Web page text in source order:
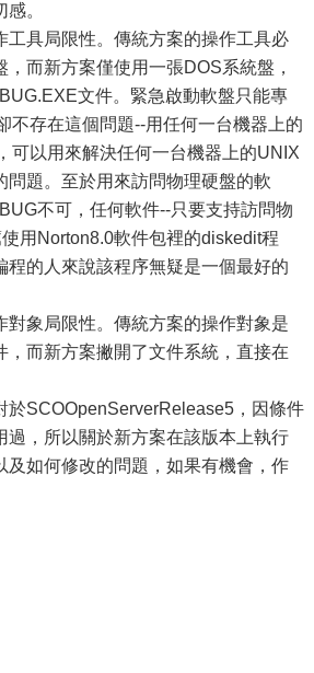
。
工具局限性。傳統方案的操作工具必
而新方案僅使用一張DOS系統盤，
文件。緊急啟動軟盤只能專
不存在這個問題--用任何一台機器上的
可以用來解決任何一台機器上的UNIX
問題。至於用來訪問物理硬盤的軟
不可，任何軟件--只要支持訪問物
用Norton8.0軟件包裡的diskedit程
程的人來說該程序無疑是一個最好的
對象局限性。傳統方案的操作對象是
，而新方案撇開了文件系統，直接在
於SCOOpenServerRelease5，因條件
過，所以關於新方案在該版本上執行
及如何修改的問題，如果有機會，作